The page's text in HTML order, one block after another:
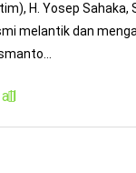
H. Yosep Sahaka,
melantik dan